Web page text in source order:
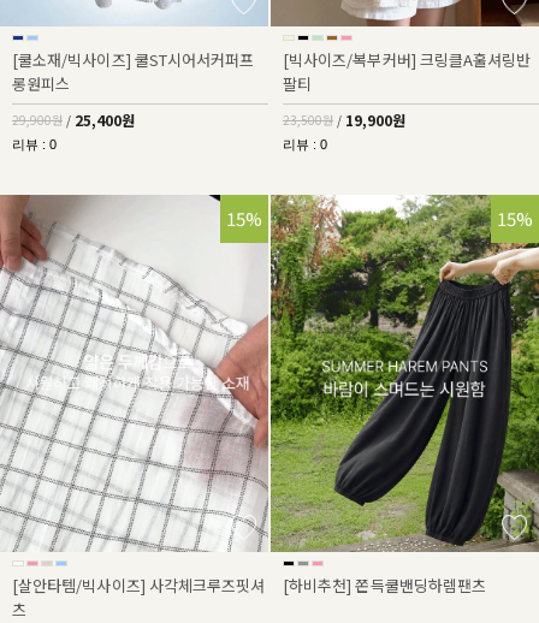
[쿨소재/빅사이즈] 쿨ST시어서커퍼프
롱원피스
29,900원 / 25,400원
리뷰 : 0
[빅사이즈/복부커버] 크링클A훌셔링반
팔티
23,500원 / 19,900원
리뷰 : 0
15%
[살안타템/빅사이즈] 사각체크루즈핏셔
츠
15%
[하비추천] 쫀득쿨밴딩하렘팬츠